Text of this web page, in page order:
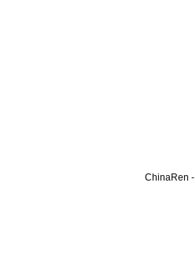
ChinaRen -